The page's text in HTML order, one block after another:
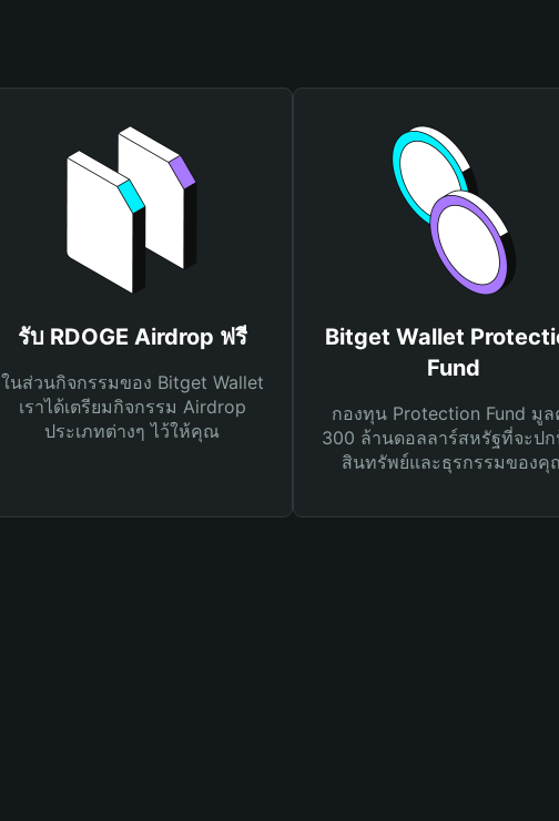
รับ RDOGE Airdrop ฟรี
ในส่วนกิจกรรมของ Bitget Wallet
เราได้เตรียมกิจกรรม Airdrop
ประเภทต่างๆ ไว้ให้คุณ
Bitget Wallet
Fund
กองทุน Protection Fund มูล
300 ล้านดอลลาร์สหรัฐที่จะปก
สินทรัพย์และธุรกรรมของคุ